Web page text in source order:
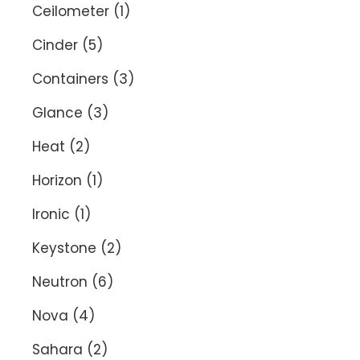
Ceilometer (1)
Cinder (5)
Containers (3)
Glance (3)
Heat (2)
Horizon (1)
Ironic (1)
Keystone (2)
Neutron (6)
Nova (4)
Sahara (2)